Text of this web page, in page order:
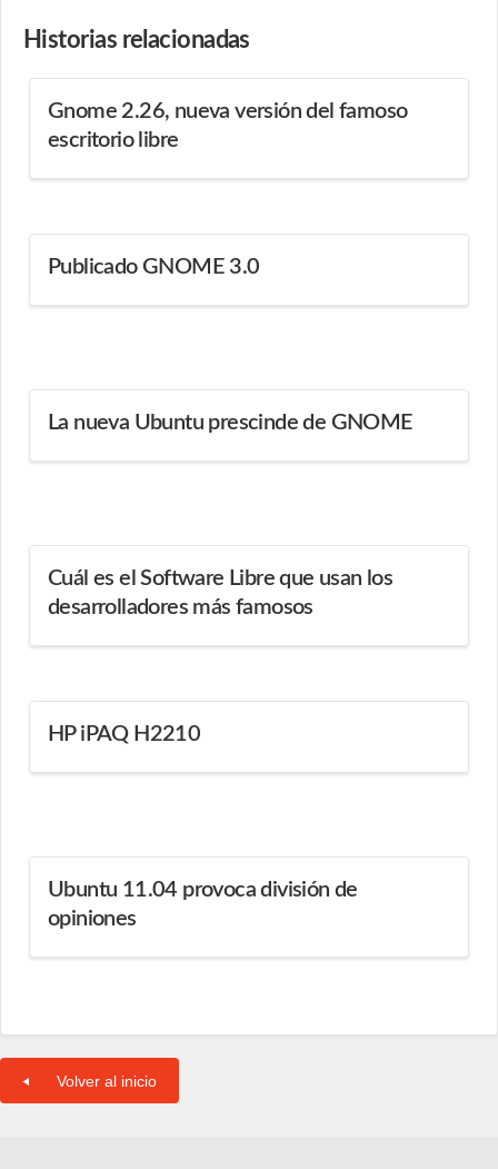
Historias relacionadas
Gnome 2.26, nueva versión del famoso
escritorio libre
Publicado GNOME 3.0
La nueva Ubuntu prescinde de GNOME
Cuál es el Software Libre que usan los
desarrolladores más famosos
HP iPAQ H2210
Ubuntu 11.04 provoca división de
opiniones
Volver al inicio